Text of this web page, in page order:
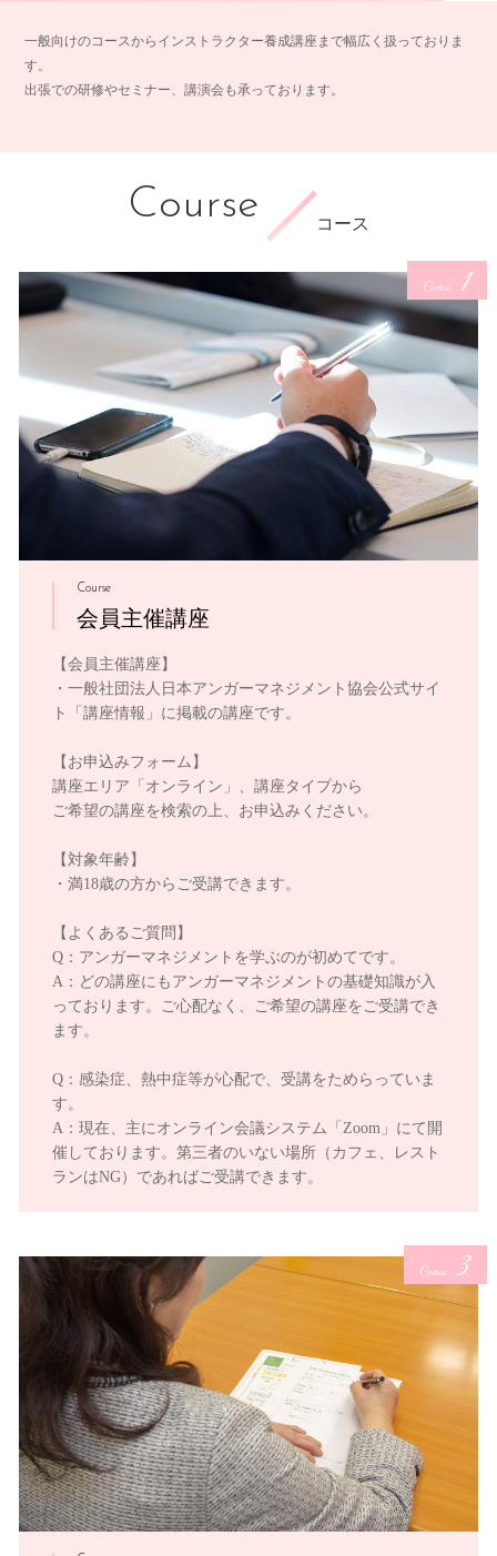
一般向けのコースからインストラクター養成講座まで幅広く扱っておりま
す。
出張での研修やセミナー、講演会も承っております。
Course コース
Course 1
Course
会員主催講座
【会員主催講座】
・一般社団法人日本アンガーマネジメント協会公式サイ
ト「講座情報」に掲載の講座です。
【お申込みフォーム】
講座エリア「オンライン」、講座タイプから
ご希望の講座を検索の上、お申込みください。
【対象年齢】
・満18歳の方からご受講できます。
【よくあるご質問】
Q：アンガーマネジメントを学ぶのが初めてです。
A：どの講座にもアンガーマネジメントの基礎知識が入
っております。ご心配なく、ご希望の講座をご受講でき
ます。
Q：感染症、熱中症等が心配で、受講をためらっていま
す。
A：現在、主にオンライン会議システム「Zoom」にて開
催しております。第三者のいない場所（カフェ、レスト
ランはNG）であればご受講できます。
Course 3